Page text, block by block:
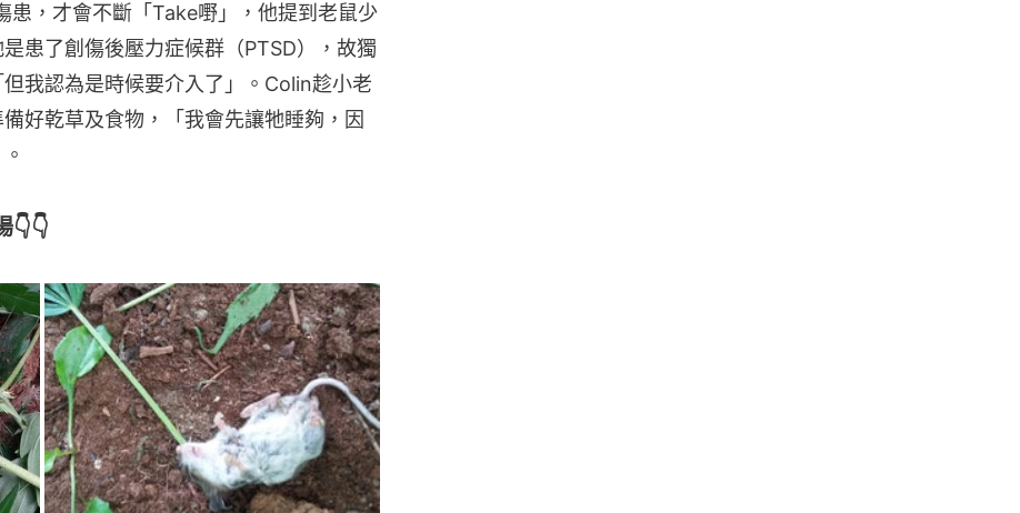
患，才會不斷「Take嘢」，他提到老鼠少
患了創傷後壓力症候群（PTSD），故獨
我認為是時候要介入了」。Colin趁小老
好乾草及食物，「我會先讓牠睡夠，因
👇👇